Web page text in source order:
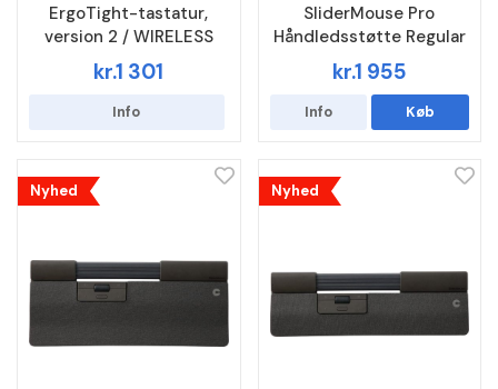
ErgoTight-tastatur,
version 2 / WIRELESS
kr.1 301
Info
SliderMouse Pro
Håndledsstøtte Regular
kr.1 955
Info Køb
Nyhed Nyhed